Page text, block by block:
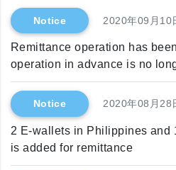
Notice 2020年09月10
Remittance operation has
operation in advance is no
Notice 2020年08月28
2 E-wallets in Philippines and
is added for remittance